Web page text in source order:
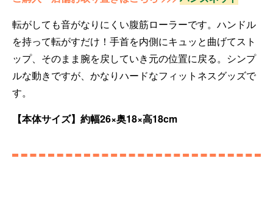
転がしても音がなりにくい腹筋ローラーです。ハンドル
を持って転がすだけ！手首を内側にキュッと曲げてスト
ップ、そのまま腕を戻していき元の位置に戻る。シンプ
ルな動きですが、かなりハードなフィットネスグッズで
す。
【本体サイズ】約幅26×奥18×高18cm